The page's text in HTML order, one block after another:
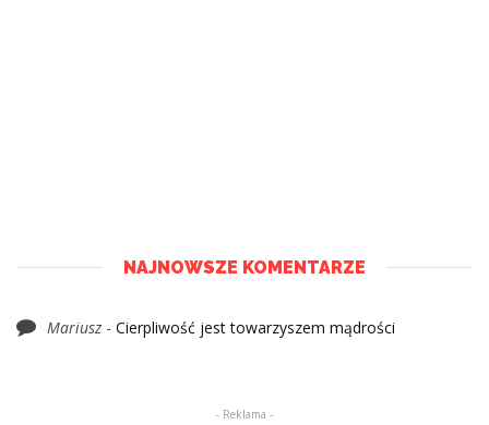
NAJNOWSZE KOMENTARZE
Mariusz - Cierpliwość jest towarzyszem mądrości
- Reklama -